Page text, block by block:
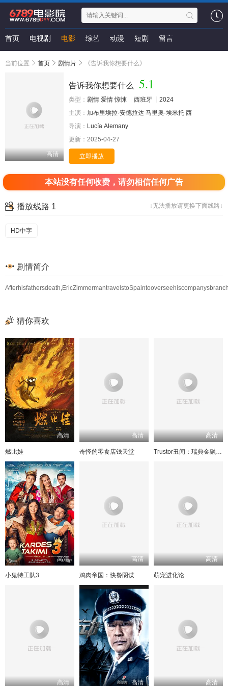
首页 电视剧 电影 综艺 动漫 短剧 留言
当前位置 首页 剧情片 《告诉我你想要什么》
高清
告诉我你想要什么 5.1
类型： 剧情 爱情 惊悚 西班牙
2024
主演： 加布里埃拉·安德拉达 马里奥·埃米托 西
导演： Lucía Alemany
更新： 2025-04-27
立即播放
本站没有任何收费，请勿相信任何广告
↓无法播放请更换下面线路↓
播放线路 1
HD中字
剧情简介
猜你喜欢
高清
燃比娃
高清
奇怪的零食店钱天堂
高清
Trustor丑闻：瑞典金融案内幕
高清
小鬼特工队3
高清
鸡肉帝国：快餐阴谋
高清
萌宠进化论
高清 高清 高清